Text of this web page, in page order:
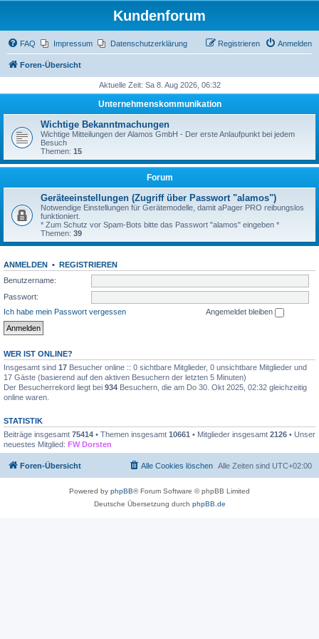
Kundenforum
FAQ Impressum Datenschutzerklärung Anmelden
Registrieren
Foren-Übersicht
Aktuelle Zeit: Sa 8. Aug 2026, 06:32
Unternehmenskommunikation
Wichtige Bekanntmachungen
Wichtige Mitteilungen der Alamos GmbH - Der erste Anlaufpunkt bei jedem
Besuch
Themen: 15
Forum
Geräteeinstellungen (Zugriff über Passwort "alamos")
Notwendige Einstellungen für Gerätemodelle, damit aPager PRO reibungslos
funktioniert.
* Zum Schutz vor Spam-Bots bitte das Passwort "alamos" eingeben *
Themen: 39
ANMELDEN • REGISTRIEREN
Benutzername:
Passwort:
Ich habe mein Passwort vergessen
Angemeldet bleiben
WER IST ONLINE?
Insgesamt sind 17 Besucher online :: 0 sichtbare Mitglieder, 0 unsichtbare Mitglieder und
17 Gäste (basierend auf den aktiven Besuchern der letzten 5 Minuten)
Der Besucherrekord liegt bei 934 Besuchern, die am Do 30. Okt 2025, 02:32 gleichzeitig
online waren.
STATISTIK
Beiträge insgesamt 75414 • Themen insgesamt 10661 • Mitglieder insgesamt 2126 • Unser
neuestes Mitglied: FW Dorsten
Foren-Übersicht Alle Zeiten sind UTC+02:00
Alle Cookies löschen
Powered by phpBB® Forum Software © phpBB Limited
Deutsche Übersetzung durch phpBB.de